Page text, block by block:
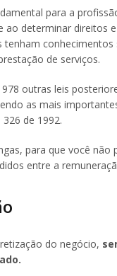
para a
ao determinar direitos
tenham
de serviços.
outras leis
as mais
326 de 1992.
para que você
entre a
do negócio,